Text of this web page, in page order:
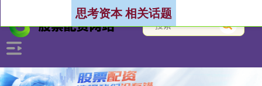
思考资本 相关话题